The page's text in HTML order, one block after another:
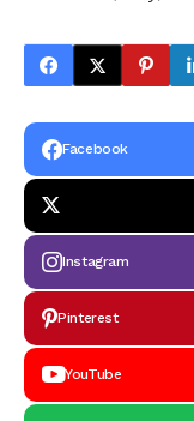
Facebook
Instagram
Pinterest
YouTube